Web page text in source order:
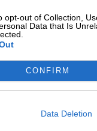
opt-out of Collection,
Data that Is
CONFIRM
Data Deletion
la
Barroso
española
Más de
y a sus ministros.